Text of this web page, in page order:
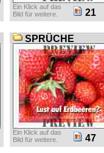
Ein Klick auf das
Bild für weitere.
21
SPRÜCHE
Ein Klick auf das
Bild für weitere.
47